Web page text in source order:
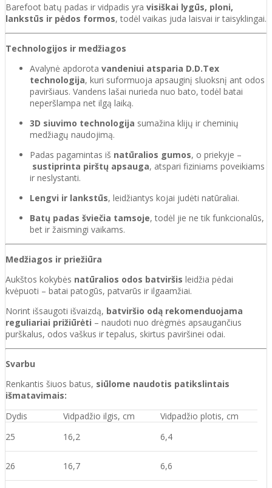
Barefoot batų padas ir vidpadis yra visiškai lygūs, ploni,
lankstūs ir pėdos formos, todėl vaikas juda laisvai ir taisyklingai.
Technologijos ir medžiagos
Avalynė apdorota vandeniui atsparia D.D.Tex
technologija, kuri suformuoja apsauginį sluoksnį ant odos
paviršiaus. Vandens lašai nurieda nuo bato, todėl batai
neperšlampa net ilgą laiką.
3D siuvimo technologija sumažina klijų ir cheminių
medžiagų naudojimą.
Padas pagamintas iš natūralios gumos, o priekyje –
sustiprinta pirštų apsauga, atspari fiziniams poveikiams
ir neslystanti.
Lengvi ir lankstūs, leidžiantys kojai judėti natūraliai.
Batų padas šviečia tamsoje, todėl jie ne tik funkcionalūs,
bet ir žaismingi vaikams.
Medžiagos ir priežiūra
Aukštos kokybės natūralios odos batviršis leidžia pėdai
kvėpuoti – batai patogūs, patvarūs ir ilgaamžiai.
Norint išsaugoti išvaizdą, batviršio odą rekomenduojama
reguliariai prižiūrėti – naudoti nuo drėgmės apsaugančius
purškalus, odos vaškus ir tepalus, skirtus paviršinei odai.
Svarbu
Renkantis šiuos batus, siūlome naudotis patikslintais
išmatavimais:
Dydis
Vidpadžio ilgis, cm
Vidpadžio plotis, cm
25
16,2 6,4
26 16,7 6,6